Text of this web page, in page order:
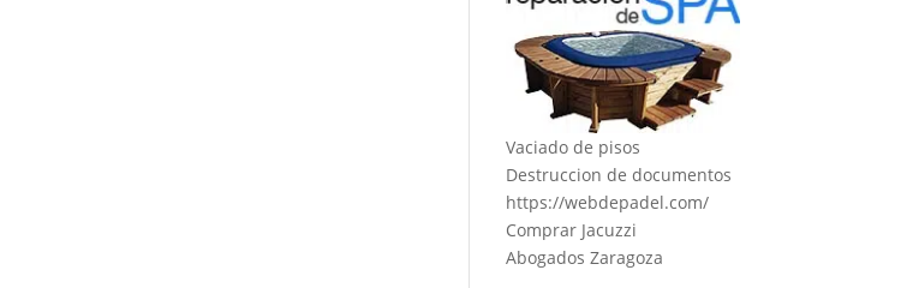
Vaciado de pisos
Destruccion de documentos
https://webdepadel.com/
Comprar Jacuzzi
Abogados Zaragoza